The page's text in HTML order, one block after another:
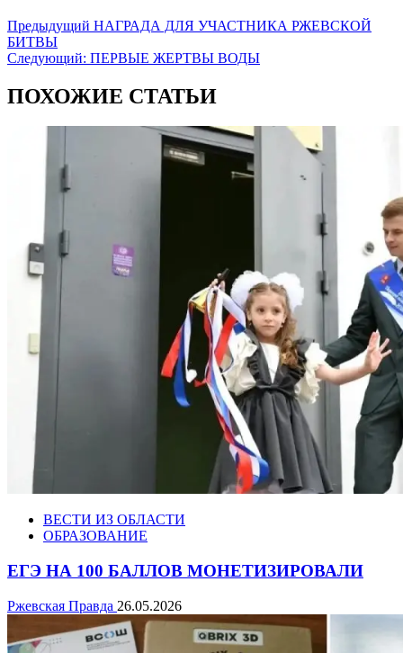
Предыдущий НАГРАДА ДЛЯ УЧАСТНИКА РЖЕВСКОЙ
БИТВЫ
Следующий: ПЕРВЫЕ ЖЕРТВЫ ВОДЫ
ПОХОЖИЕ СТАТЬИ
ВЕСТИ ИЗ ОБЛАСТИ
ОБРАЗОВАНИЕ
ЕГЭ НА 100 БАЛЛОВ МОНЕТИЗИРОВАЛИ
Ржевская Правда 26.05.2026